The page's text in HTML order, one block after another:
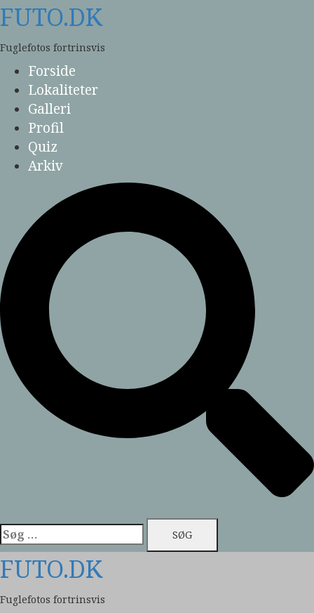
Skip
to
content
FUTO.DK
Fuglefotos fortrinsvis
Forside
Lokaliteter
Galleri
Profil
Quiz
Arkiv
Søg
efter:
FUTO.DK
Fuglefotos fortrinsvis